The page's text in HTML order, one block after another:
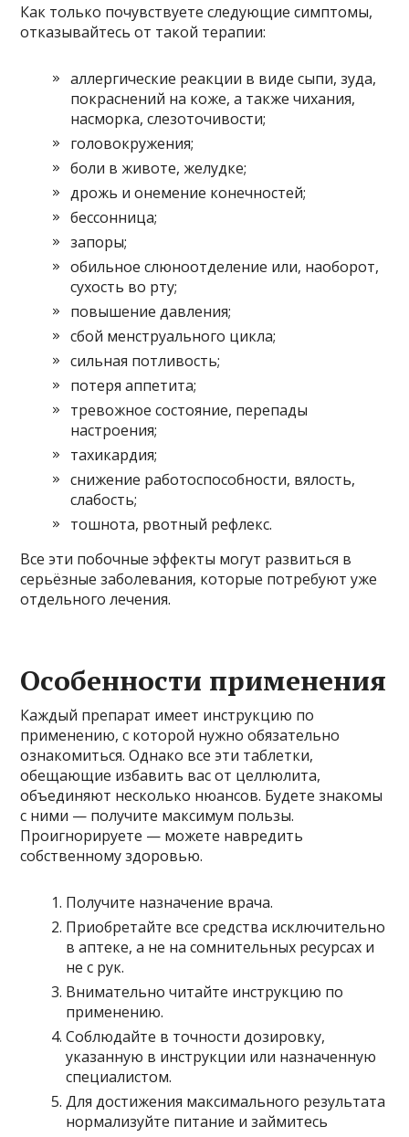
Как только почувствуете следующие симптомы,
отказывайтесь от такой терапии:
аллергические реакции в виде сыпи, зуда,
покраснений на коже, а также чихания,
насморка, слезоточивости;
головокружения;
боли в животе, желудке;
дрожь и онемение конечностей;
бессонница;
запоры;
обильное слюноотделение или, наоборот,
сухость во рту;
повышение давления;
сбой менструального цикла;
сильная потливость;
потеря аппетита;
тревожное состояние, перепады
настроения;
тахикардия;
снижение работоспособности, вялость,
слабость;
тошнота, рвотный рефлекс.
Все эти побочные эффекты могут развиться в
серьёзные заболевания, которые потребуют уже
отдельного лечения.
Особенности применения
Каждый препарат имеет инструкцию по
применению, с которой нужно обязательно
ознакомиться. Однако все эти таблетки,
обещающие избавить вас от целлюлита,
объединяют несколько нюансов. Будете знакомы
с ними — получите максимум пользы.
Проигнорируете — можете навредить
собственному здоровью.
Получите назначение врача.
Приобретайте все средства исключительно
в аптеке, а не на сомнительных ресурсах и
не с рук.
Внимательно читайте инструкцию по
применению.
Соблюдайте в точности дозировку,
указанную в инструкции или назначенную
специалистом.
Для достижения максимального результата
нормализуйте питание и займитесь